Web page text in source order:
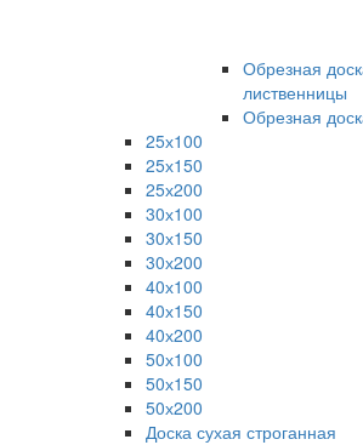
Обрезная
лиственницы
Обрезная
25х100
25х150
25х200
30х100
30х150
30х200
40х100
40х150
40х200
50х100
50х150
50х200
Доска сухая строганная